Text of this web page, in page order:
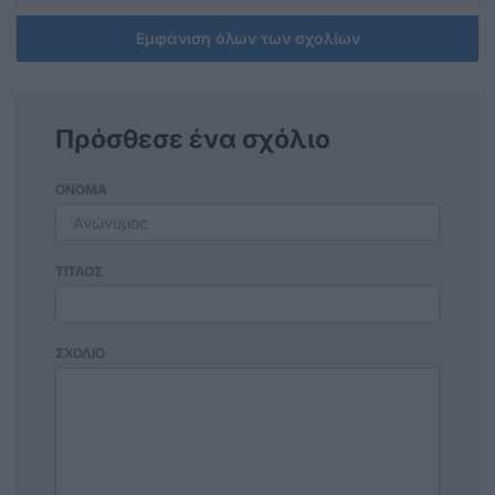
Εμφάνιση όλων των σχολίων
Πρόσθεσε ένα σχόλιο
ΟΝΟΜΑ
ΤΙΤΛΟΣ
ΣΧΟΛΙΟ